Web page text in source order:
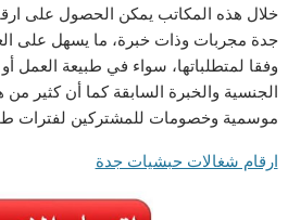
خلال هذه المكاتب يمكن الحصول على
جدة مجربات وذات خبرة، ما يسهل على
وفقا لمتطلباتها، سواء في طبيعة العمل
الجنسية والخبرة السابقة كما أن كثير
موسمية وخصومات للمشتركين لفترات
ارقام شغالات حبشيات جدة